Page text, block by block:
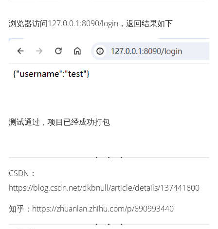
浏览器访问127.0.0.1:8090/login，返回结果如下
测试通过，项目已经成功打包
CSDN：
https://blog.csdn.net/dkbnull/article/details/137441600
知乎： https://zhuanlan.zhihu.com/p/690993440